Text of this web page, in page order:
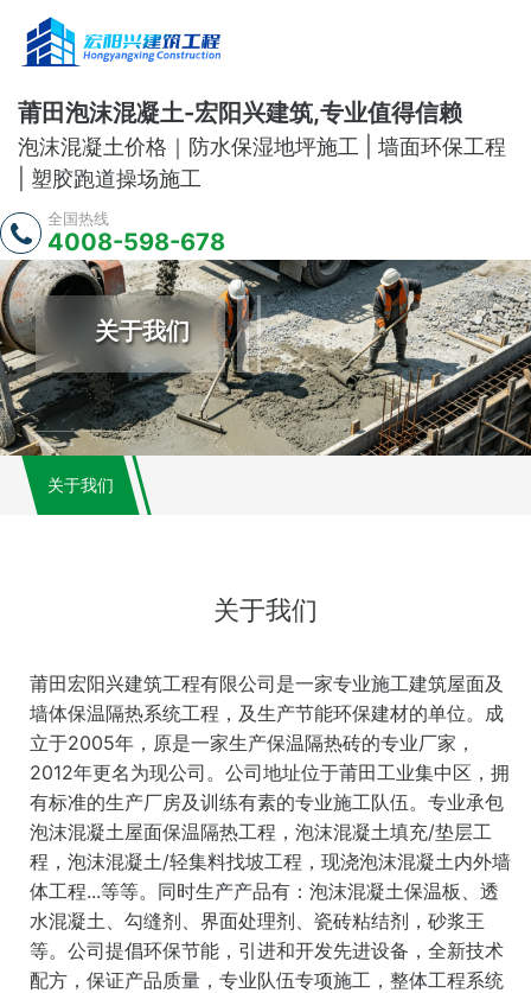
莆田泡沫混凝土-宏阳兴建筑,专业值得信赖
泡沫混凝土价格｜防水保湿地坪施工 | 墙面环保工程
| 塑胶跑道操场施工
全国热线
4008-598-678
关于我们
关于我们
关于我们
莆田宏阳兴建筑工程有限公司是一家专业施工建筑屋面及
墙体保温隔热系统工程，及生产节能环保建材的单位。成
立于2005年，原是一家生产保温隔热砖的专业厂家，
2012年更名为现公司。公司地址位于莆田工业集中区，拥
有标准的生产厂房及训练有素的专业施工队伍。专业承包
泡沫混凝土屋面保温隔热工程，泡沫混凝土填充/垫层工
程，泡沫混凝土/轻集料找坡工程，现浇泡沫混凝土内外墙
体工程...等等。同时生产产品有：泡沫混凝土保温板、透
水混凝土、勾缝剂、界面处理剂、瓷砖粘结剂，砂浆王
等。公司提倡环保节能，引进和开发先进设备，全新技术
配方，保证产品质量，专业队伍专项施工，整体工程系统